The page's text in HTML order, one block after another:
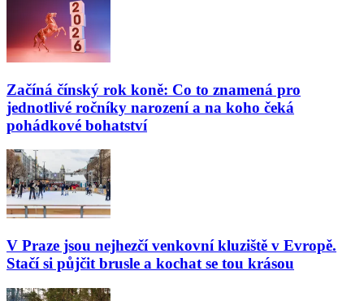
Začíná čínský rok koně: Co to znamená pro
jednotlivé ročníky narození a na koho čeká
pohádkové bohatství
V Praze jsou nejhezčí venkovní kluziště v Evropě.
Stačí si půjčit brusle a kochat se tou krásou